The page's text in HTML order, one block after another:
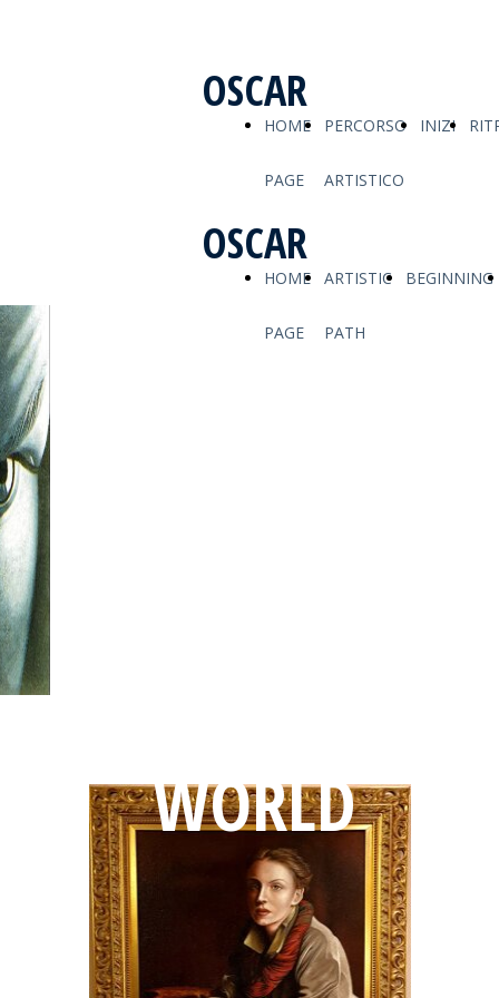
OSCAR
HOME
PAGE
PERCORSO
ARTISTICO
INIZI
OSCAR
HOME
PAGE
ARTISTIC
PATH
BEGINNING
WORLD